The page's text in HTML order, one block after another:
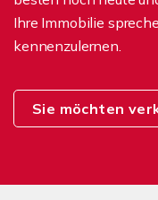
Ihre Immobilie
kennenzulernen.
Sie möchten